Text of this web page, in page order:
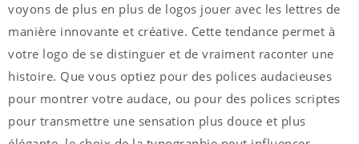
voyons de plus en plus de logos jouer avec les lettres de
manière innovante et créative. Cette tendance permet à
votre logo de se distinguer et de vraiment raconter une
histoire. Que vous optiez pour des polices audacieuses
pour montrer votre audace, ou pour des polices scriptes
pour transmettre une sensation plus douce et plus